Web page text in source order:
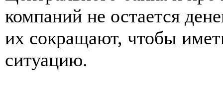
компаний не остается
их сокращают, чтобы
ситуацию.